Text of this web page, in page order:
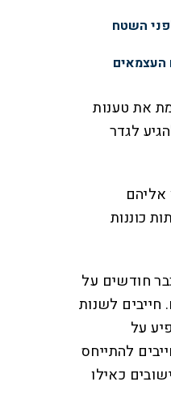
השטח
העצמאים
את טענות
לגדר
אליהם
כוננות
חודשים על
חייבים לשנות
על
להתייחס
כאילו